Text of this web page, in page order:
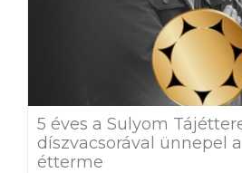
5 éves a Sulyom
díszvacsorával ünnepel
étterme